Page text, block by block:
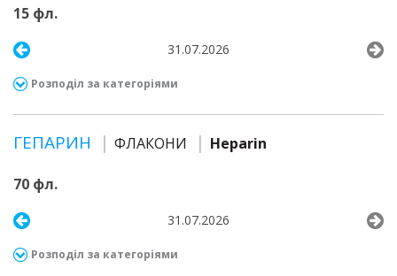
15 фл.
31.07.2026
Розподіл за категоріями
ГЕПАРИН ФЛАКОНИ Heparin
70 фл.
31.07.2026
Розподіл за категоріями